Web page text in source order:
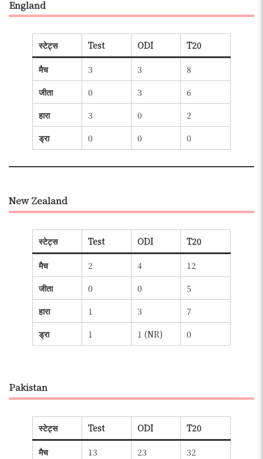
England
स्टेट्स Test ODI T20
मैच 3 3
8
जीता
0 3
6
हारा
3 0
2
ड्रा
0 0 0
New Zealand
स्टेट्स Test ODI T20
मैच 2 4
12
जीता
0 0
5
हारा
1 3
7
ड्रा
1 1 (NR) 0
Pakistan
स्टेट्स Test ODI T20
मैच 13 23 32